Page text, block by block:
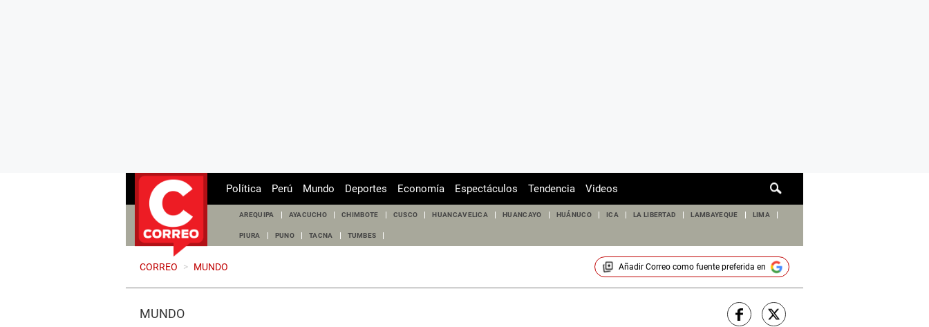
de
Política Perú Mundo Deportes Economía Espectáculos Tendencia Videos
AREQUIPA AYACUCHO CHIMBOTE CUSCO HUANCAVELICA HUANCAYO HUÁNUCO ICA LA LIBERTAD LAMBAYEQUE LIMA
PIURA PUNO TACNA TUMBES
CORREO > MUNDO Añadir Correocomo fuente preferida en
MUNDO